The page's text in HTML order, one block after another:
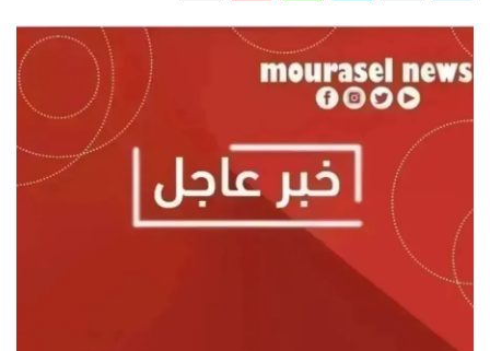
اقتصاد
علوم وتكنولوجيا
رياضة
حياة